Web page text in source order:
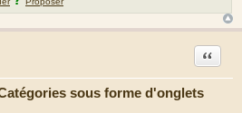
sous forme d'onglets
Citation